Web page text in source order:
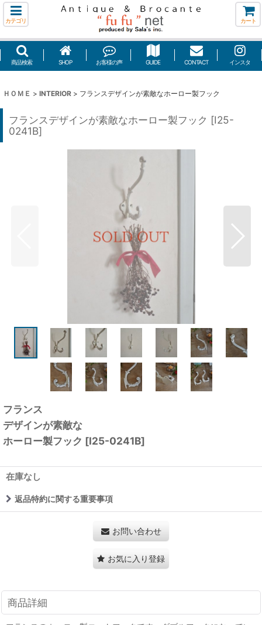
カテゴリ カート
商品検索 SHOP お客様の声 GUIDE CONTACT インスタ
ＨＯＭＥ > INTERIOR > フランスデザインが素敵なホーロー製フック
フランスデザインが素敵なホーロー製フック [I25-
0241B]
フランス
デザインが素敵な
ホーロー製フック [I25-0241B]
在庫なし
返品特約に関する重要事項
お問い合わせ
お気に入り登録
商品詳細